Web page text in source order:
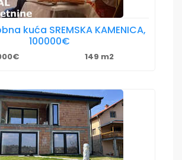
kuća SREMSKA KAMENICA,
100000€
149 m2